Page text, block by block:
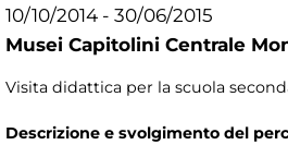
10/10/2014 - 30/06/2015
Musei Capitolini Centrale
Visita didattica per la scuola
Descrizione e svolgimento del